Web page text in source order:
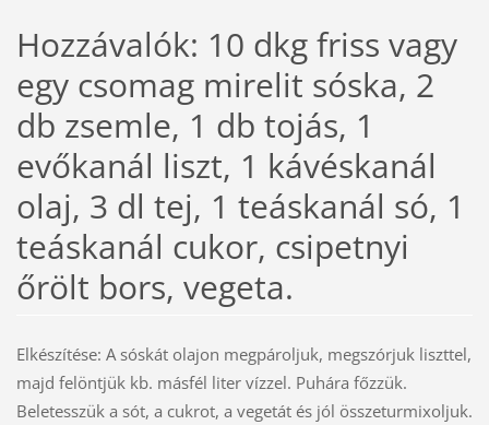
Hozzávalók: 10 dkg friss vagy
egy csomag mirelit sóska, 2
db zsemle, 1 db tojás, 1
evőkanál liszt, 1 kávéskanál
olaj, 3 dl tej, 1 teáskanál só, 1
teáskanál cukor, csipetnyi
őrölt bors, vegeta.
Elkészítése: A sóskát olajon megpároljuk, megszórjuk liszttel,
majd felöntjük kb. másfél liter vízzel. Puhára főzzük.
Beletesszük a sót, a cukrot, a vegetát és jól összeturmixoljuk.